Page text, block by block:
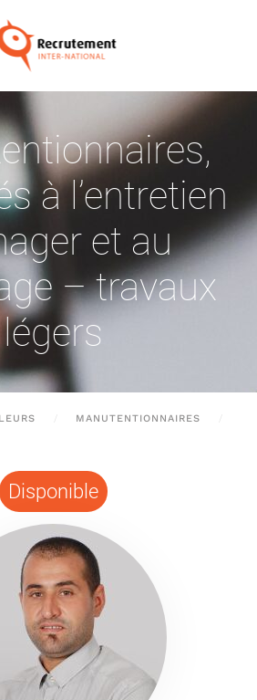
,
à l’entretien
et au
– travaux
légers
MANUTENTIONNAIRES
Disponible